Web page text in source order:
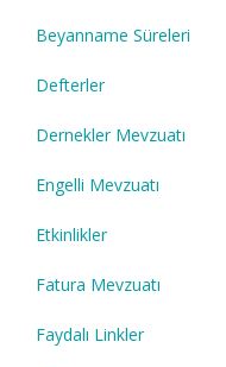
Beyanname Süreleri
Defterler
Dernekler Mevzuatı
Engelli Mevzuatı
Etkinlikler
Fatura Mevzuatı
Faydalı Linkler